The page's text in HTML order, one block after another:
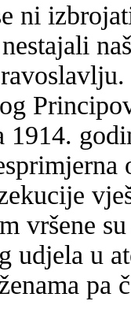
ni
1914.
vršene
udjela u
pa